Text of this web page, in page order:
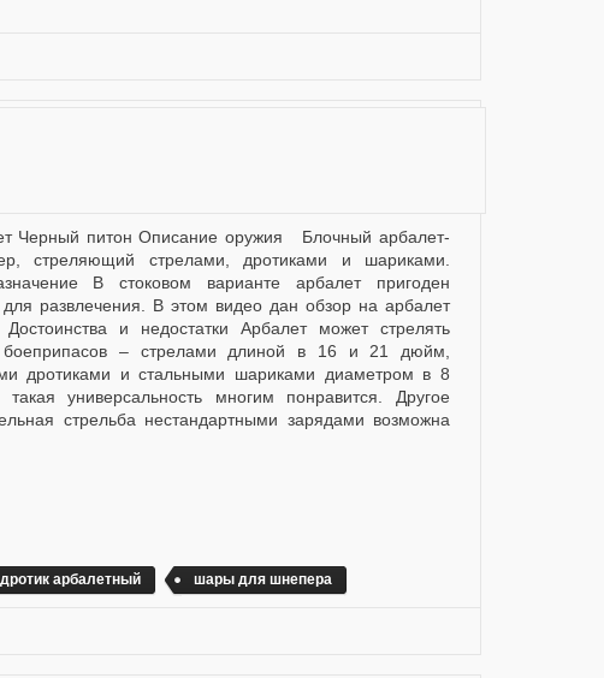
стреляющий стрелами, дротиками и шариками.
В стоковом варианте арбалет пригоден
для развлечения. В этом видео дан обзор на арбалет
и недостатки Арбалет может стрелять
– стрелами длиной в 16 и 21 дюйм,
дротиками и стальными шариками диаметром в 8
универсальность многим понравится. Другое
стрельба нестандартными зарядами возможна
дротик арбалетный шары для шнепера